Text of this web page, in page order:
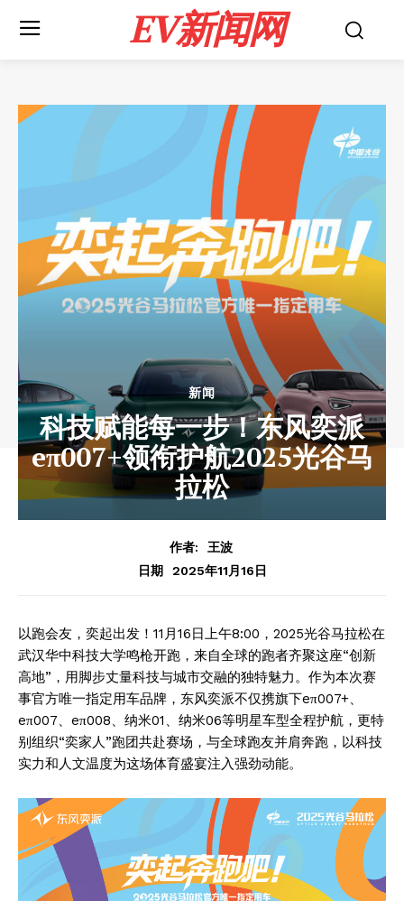
EV新闻网
新闻
科技赋能每一步！东风奕派
eπ007+领衔护航2025光谷马
拉松
作者:
王波
日期
2025年11月16日
以跑会友，奕起出发！11月16日上午8:00，2025光谷马拉松在
武汉华中科技大学鸣枪开跑，来自全球的跑者齐聚这座“创新
高地”，用脚步丈量科技与城市交融的独特魅力。作为本次赛
事官方唯一指定用车品牌，东风奕派不仅携旗下eπ007+、
eπ007、eπ008、纳米01、纳米06等明星车型全程护航，更特
别组织“奕家人”跑团共赴赛场，与全球跑友并肩奔跑，以科技
实力和人文温度为这场体育盛宴注入强劲动能。